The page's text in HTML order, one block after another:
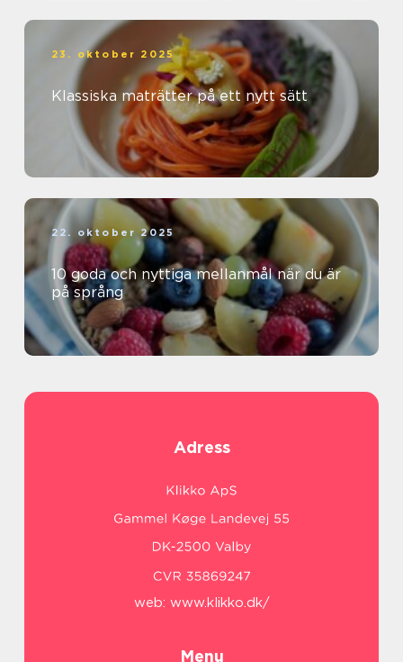
23. oktober 2025
Klassiska maträtter på ett nytt sätt
22. oktober 2025
10 goda och nyttiga mellanmål när du är
på språng
Adress
web: www.klikko.dk/
Menu